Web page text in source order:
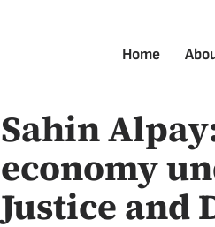
Home
Sahin
economy
Justice and